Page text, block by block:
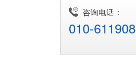
咨询电话：
010-